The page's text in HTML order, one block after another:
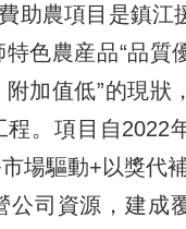
農項目是鎮江
色農産品“品質
加值低”的現狀
。項目自2022
場驅動+以獎代
公司資源，建成